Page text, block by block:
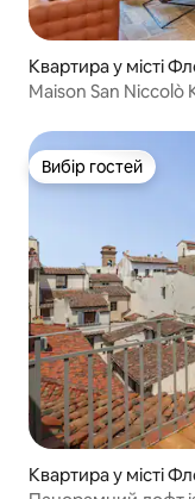
Квартира у місті
Maison San Niccolò
Вибір гостей
Вибір гостей
Квартира у місті